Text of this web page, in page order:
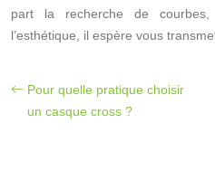
part la recherche de
l’esthétique, il espère vous
Pour quelle pratique choisir
un casque cross ?